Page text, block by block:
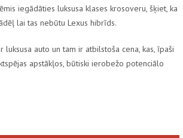
iegādāties luksusa klases krosoveru, šķiet, ka
lai tas nebūtu Lexus hibrīds.
luksusa auto un tam ir atbilstoša cena, kas, īpaši
apstākļos, būtiski ierobežo potenciālo